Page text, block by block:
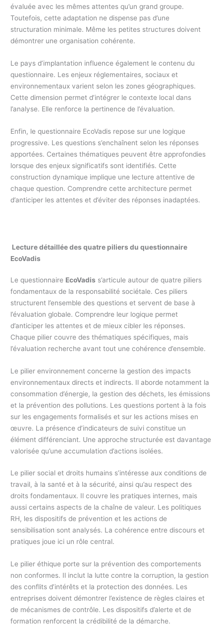
évaluée avec les mêmes attentes qu’un grand groupe.
Toutefois, cette adaptation ne dispense pas d’une
structuration minimale. Même les petites structures doivent
démontrer une organisation cohérente.
Le pays d’implantation influence également le contenu du
questionnaire. Les enjeux réglementaires, sociaux et
environnementaux varient selon les zones géographiques.
Cette dimension permet d’intégrer le contexte local dans
l’analyse. Elle renforce la pertinence de l’évaluation.
Enfin, le questionnaire EcoVadis repose sur une logique
progressive. Les questions s’enchaînent selon les réponses
apportées. Certaines thématiques peuvent être approfondies
lorsque des enjeux significatifs sont identifiés. Cette
construction dynamique implique une lecture attentive de
chaque question. Comprendre cette architecture permet
d’anticiper les attentes et d’éviter des réponses inadaptées.
Lecture détaillée des quatre piliers du questionnaire
EcoVadis
Le questionnaire EcoVadis s’articule autour de quatre piliers
fondamentaux de la responsabilité sociétale. Ces piliers
structurent l’ensemble des questions et servent de base à
l’évaluation globale. Comprendre leur logique permet
d’anticiper les attentes et de mieux cibler les réponses.
Chaque pilier couvre des thématiques spécifiques, mais
l’évaluation recherche avant tout une cohérence d’ensemble.
Le pilier environnement concerne la gestion des impacts
environnementaux directs et indirects. Il aborde notamment la
consommation d’énergie, la gestion des déchets, les émissions
et la prévention des pollutions. Les questions portent à la fois
sur les engagements formalisés et sur les actions mises en
œuvre. La présence d’indicateurs de suivi constitue un
élément différenciant. Une approche structurée est davantage
valorisée qu’une accumulation d’actions isolées.
Le pilier social et droits humains s’intéresse aux conditions de
travail, à la santé et à la sécurité, ainsi qu’au respect des
droits fondamentaux. Il couvre les pratiques internes, mais
aussi certains aspects de la chaîne de valeur. Les politiques
RH, les dispositifs de prévention et les actions de
sensibilisation sont analysés. La cohérence entre discours et
pratiques joue ici un rôle central.
Le pilier éthique porte sur la prévention des comportements
non conformes. Il inclut la lutte contre la corruption, la gestion
des conflits d’intérêts et la protection des données. Les
entreprises doivent démontrer l’existence de règles claires et
de mécanismes de contrôle. Les dispositifs d’alerte et de
formation renforcent la crédibilité de la démarche.